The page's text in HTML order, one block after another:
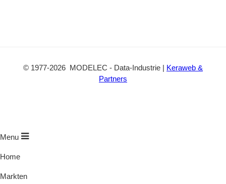
© 1977-2026 MODELEC - Data-Industrie | Keraweb &
Partners
Menu
Home
Markten